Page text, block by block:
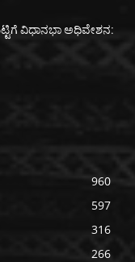
ವಿಧಾನಭಾ ಅಧಿವೇಶನ:
960
597
316
266